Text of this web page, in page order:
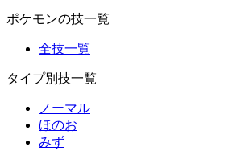
ポケモンの技一覧
全技一覧
タイプ別技一覧
ノーマル
ほのお
みず